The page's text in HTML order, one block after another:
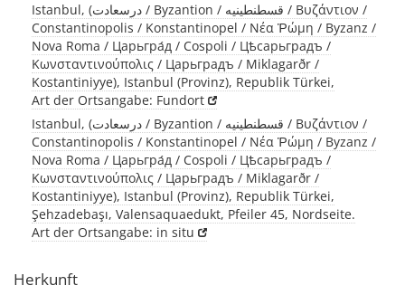
Istanbul, (درسعادت / Byzantion / قسطنطينيه / Βυζάντιον /
Constantinopolis / Konstantinopel / Νέα Ῥώμη / Byzanz /
Nova Roma / Царьгра́д / Cospoli / Цѣсарьградъ /
Κωνσταντινούπολις / Царьградъ / Miklagarðr /
Kostantiniyye), Istanbul (Provinz), Republik Türkei,
Art der Ortsangabe: Fundort
Istanbul, (درسعادت / Byzantion / قسطنطينيه / Βυζάντιον /
Constantinopolis / Konstantinopel / Νέα Ῥώμη / Byzanz /
Nova Roma / Царьгра́д / Cospoli / Цѣсарьградъ /
Κωνσταντινούπολις / Царьградъ / Miklagarðr /
Kostantiniyye), Istanbul (Provinz), Republik Türkei,
Şehzadebaşı, Valensaquaedukt, Pfeiler 45, Nordseite.
Art der Ortsangabe: in situ
Herkunft